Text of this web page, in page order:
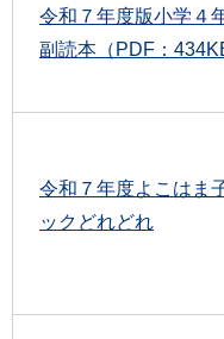
令和７年度版小学４
副読本（PDF：
令和７年度よこはま
ックどれどれ